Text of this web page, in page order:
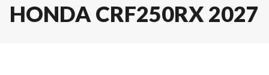
HONDA CRF250RX 2027